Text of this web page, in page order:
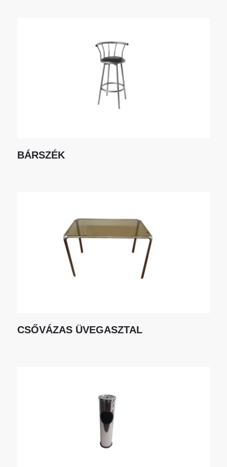
BÁRSZÉK
CSŐVÁZAS ÜVEGASZTAL